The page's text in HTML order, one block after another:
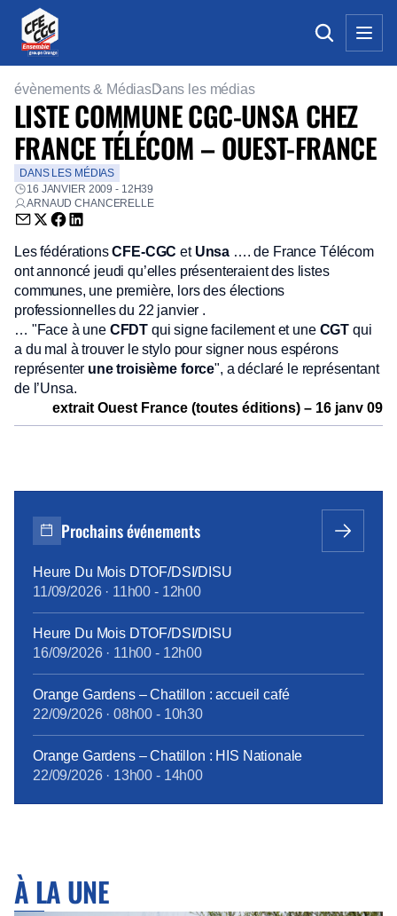
évènements & MédiasDans les médias
LISTE COMMUNE CGC-UNSA CHEZ
FRANCE TÉLÉCOM – OUEST-FRANCE
DANS LES MÉDIAS
16 JANVIER 2009 - 12H39
ARNAUD CHANCERELLE
Envoyer par email (nouvelle fenêtre)
Partager sur Twitter (nouvelle fenêtre)
Partager sur Facebook (nouvelle fenêtre)
Partager sur LinkedIn (nouvelle fenêtre)
Les fédérationsCFE-CGC et Unsa …. de France Télécom
ont annoncé jeudi qu’elles présenteraient des listes
communes, une première, lors des élections
professionnelles du 22 janvier .
… "Face à une CFDT qui signe facilement et une CGT qui
a du mal à trouver le stylo pour signer nous espérons
représenter une troisième force", a déclaré le représentant
de l’Unsa.
extrait Ouest France (toutes éditions) – 16 janv 09
Prochains événements
Heure Du Mois DTOF/DSI/DISU
11/09/2026· 11h00 - 12h00
Heure Du Mois DTOF/DSI/DISU
16/09/2026· 11h00 - 12h00
Orange Gardens – Chatillon : accueil café
22/09/2026· 08h00 - 10h30
Orange Gardens – Chatillon : HIS Nationale
22/09/2026· 13h00 - 14h00
À LA UNE